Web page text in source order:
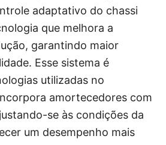
adaptativo do chassi
que melhora a
garantindo maior
Esse sistema é
utilizadas no
amortecedores com
se às condições da
um desempenho mais